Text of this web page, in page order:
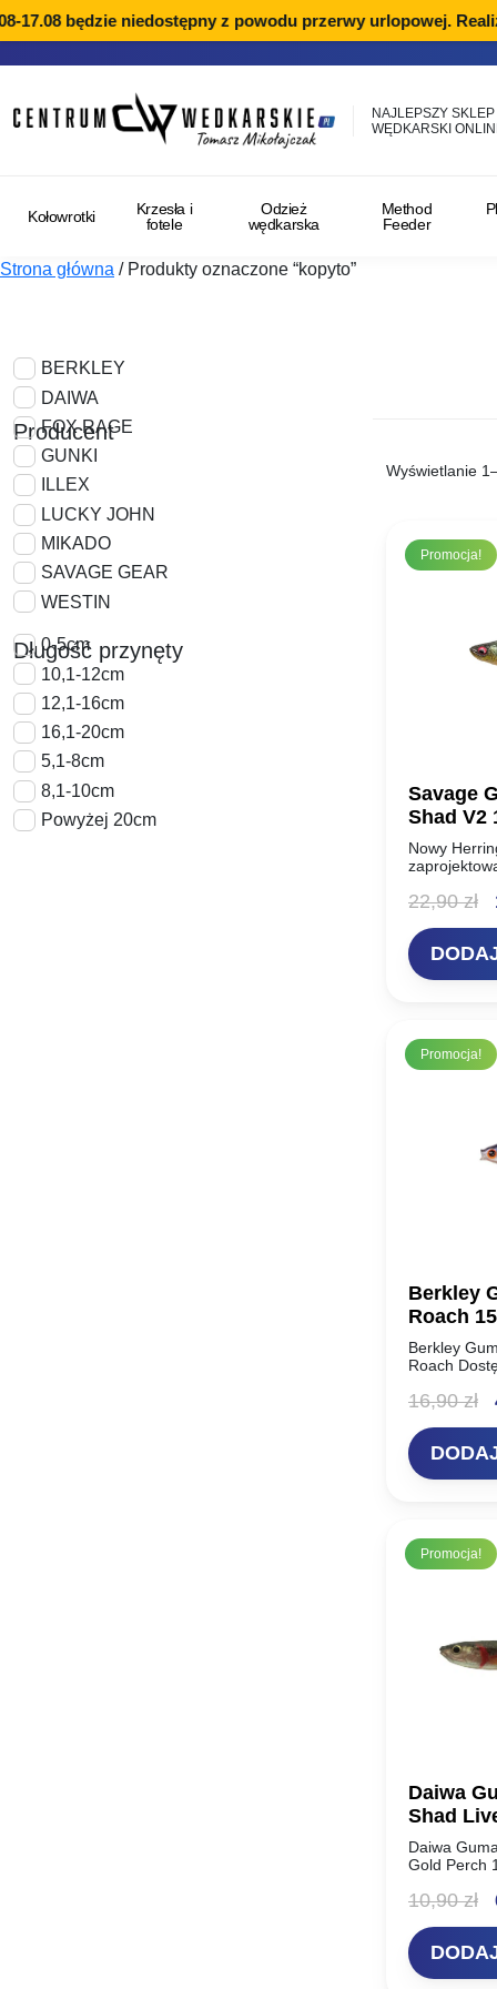
będzie niedostępny z powodu przerwy urlopowej.
NAJLEPSZY SKLEP
WĘDKARSKI
Kołowrotki
Krzesła i
fotele
Odzież
wędkarska
Method
Feeder
Strona główna /Produkty oznaczone “kopyto”
Producent
BERKLEY
DAIWA
FOX RAGE
GUNKI
ILLEX
LUCKY JOHN
MIKADO
SAVAGE GEAR
WESTIN
Długość przynęty
0-5cm
10,1-12cm
12,1-16cm
16,1-20cm
5,1-8cm
8,1-10cm
Powyżej 20cm
Wyświetlanie
Promocja!
Savage
Shad V2
Nowy
wiele innych
22,90zł
Promocja!
Berkley
Roach
Berkley
Roach
sytuacji!
16,90zł
Promocja!
Daiwa
Shad
Daiwa
Gold Perch
dostępna w
10,90zł